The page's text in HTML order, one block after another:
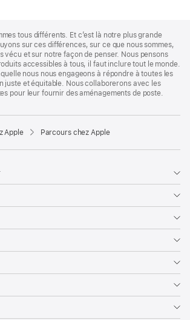
tous différents. Et c’est là notre plus grande
sur ces différences, sur ce que nous sommes,
vécu et sur notre façon de penser. Nous pensons
accessibles à tous, il faut inclure tout le monde.
nous nous engageons à répondre à toutes les
juste et équitable. Nous collaborerons avec les
pour leur fournir des aménagements de poste.
Apple Parcours chez Apple